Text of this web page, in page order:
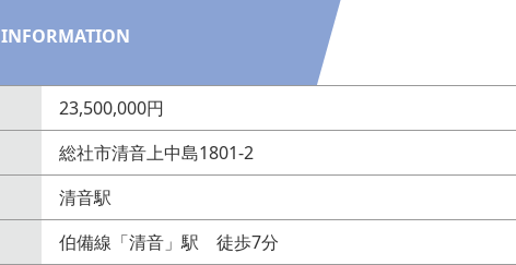
INFORMATION
23,500,000円
総社市清音上中島1801-2
清音駅
伯備線「清音」駅 徒歩7分